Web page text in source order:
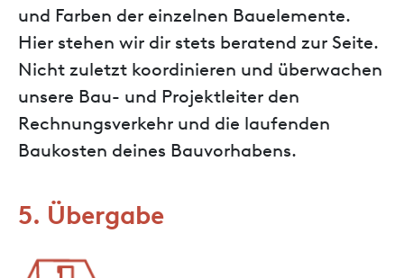
und Farben der einzelnen Bauelemente.
Hier stehen wir dir stets beratend zur Seite.
Nicht zuletzt koordinieren und überwachen
unsere Bau- und Projektleiter den
Rechnungsverkehr und die laufenden
Baukosten deines Bauvorhabens.
5. Übergabe